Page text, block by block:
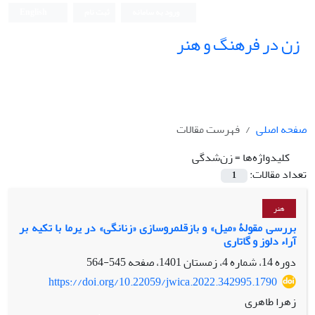
زن در فرهنگ و هنر
صفحه اصلی
فهرست مقالات
کلیدواژه‌ها =زن‌شدگی
تعداد مقالات:
1
هنر
بررسی مقولۀ «میل» و بازقلمروسازی «زنانگی» در یرما با تکیه بر
آراء دلوز و گاتاری
دوره 14، شماره 4، زمستان 1401، صفحه
545-564
https://doi.org/10.22059/jwica.2022.342995.1790
زهرا طاهری